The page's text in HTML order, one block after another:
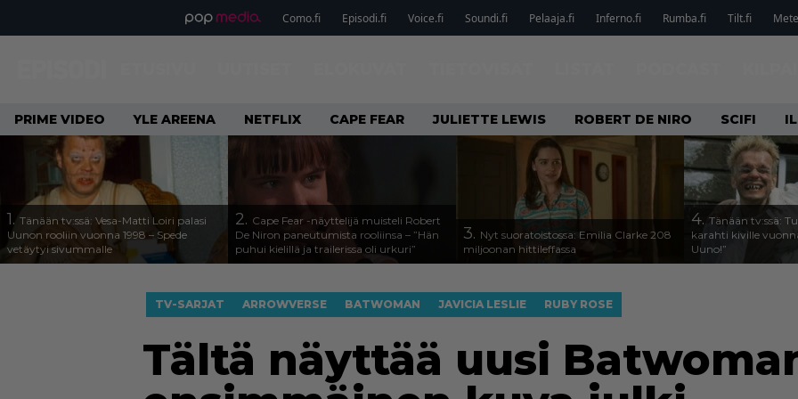
Como.fi Episodi.fi Voice.fi Soundi.fi Pelaaja.fi Inferno.fi Rumba.fi Tilt.fi
PRIME VIDEO YLE AREENA NETFLIX CAPE FEAR JULIETTE LEWIS ROBERT DE NIRO SCIFI
1. Tänään tv:ssä: Vesa-Matti Loiri palasi
Uunon rooliin vuonna 1998 – Spede
vetäytyi sivummalle
2. Cape Fear -näyttelijä muisteli Robert
De Niron paneutumista rooliinsa – ”Hän
puhui kielillä ja trailerissa oli urkuri”
3. Nyt suoratoistossa: Emilia Clarke 208
miljoonan hittileffassa
4. Tänään tv:ssä:
karahti kiville
Uuno!”
TV-SARJAT ARROWVERSE BATWOMAN JAVICIA LESLIE RUBY ROSE
Tältä näyttää uusi